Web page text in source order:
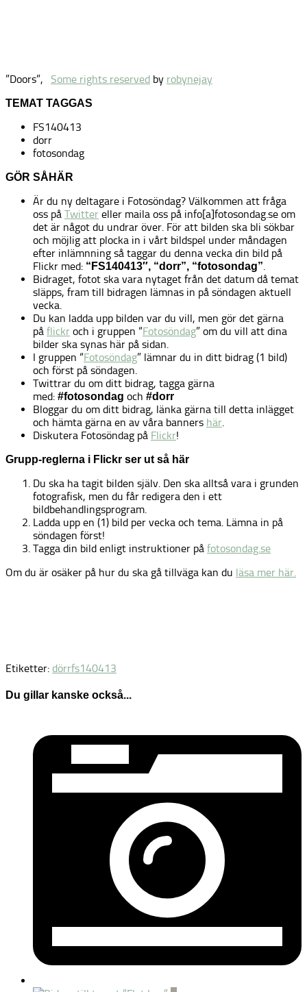
”Doors”, Some rights reserved by robynejay
TEMAT TAGGAS
FS140413
dorr
fotosondag
GÖR SÅHÄR
Är du ny deltagare i Fotosöndag? Välkommen att fråga
oss på Twitter eller maila oss på info[a]fotosondag.se om
det är något du undrar över. För att bilden ska bli sökbar
och möjlig att plocka in i vårt bildspel under måndagen
efter inlämnning så taggar du denna vecka din bild på
Flickr med: “FS140413″, “dorr”, “fotosondag”.
Bidraget, fotot ska vara nytaget från det datum då temat
släpps, fram till bidragen lämnas in på söndagen aktuell
vecka.
Du kan ladda upp bilden var du vill, men gör det gärna
på flickr och i gruppen “Fotosöndag” om du vill att dina
bilder ska synas här på sidan.
I gruppen “Fotosöndag” lämnar du in ditt bidrag (1 bild)
och först på söndagen.
Twittrar du om ditt bidrag, tagga gärna
med: #fotosondag och #dorr
Bloggar du om ditt bidrag, länka gärna till detta inlägget
och hämta gärna en av våra banners här.
Diskutera Fotosöndag på Flickr!
Grupp-reglerna i Flickr ser ut så här
Du ska ha tagit bilden själv. Den ska alltså vara i grunden
fotografisk, men du får redigera den i ett
bildbehandlingsprogram.
Ladda upp en (1) bild per vecka och tema. Lämna in på
söndagen först!
Tagga din bild enligt instruktioner på fotosondag.se
Om du är osäker på hur du ska gå tillväga kan du läsa mer här.
Etiketter: dörrfs140413
Du gillar kanske också...